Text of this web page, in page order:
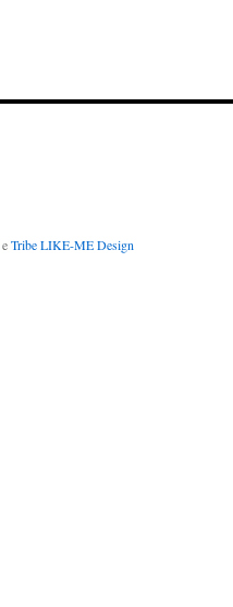
eTribe LIKE-ME Design